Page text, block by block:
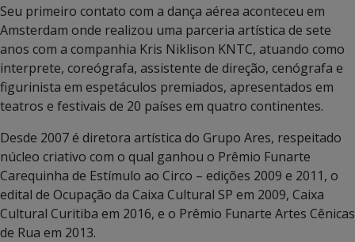
Seu primeiro contato com a dança aérea aconteceu em
Amsterdam onde realizou uma parceria artística de sete
anos com a companhia Kris Niklison KNTC, atuando como
interprete, coreógrafa, assistente de direção, cenógrafa e
figurinista em espetáculos premiados, apresentados em
teatros e festivais de 20 países em quatro continentes.
Desde 2007 é diretora artística do Grupo Ares, respeitado
núcleo criativo com o qual ganhou o Prêmio Funarte
Carequinha de Estímulo ao Circo – edições 2009 e 2011, o
edital de Ocupação da Caixa Cultural SP em 2009, Caixa
Cultural Curitiba em 2016, e o Prêmio Funarte Artes Cênicas
de Rua em 2013.